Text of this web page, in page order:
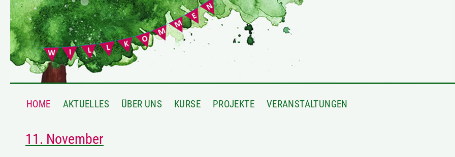
HOME AKTUELLES ÜBER UNS KURSE PROJEKTE VERANSTALTUNGEN
11. November